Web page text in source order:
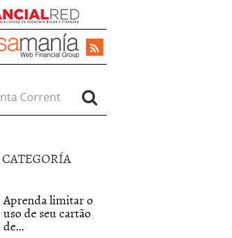
Aprenda limitar o
uso de seu cartão
de...